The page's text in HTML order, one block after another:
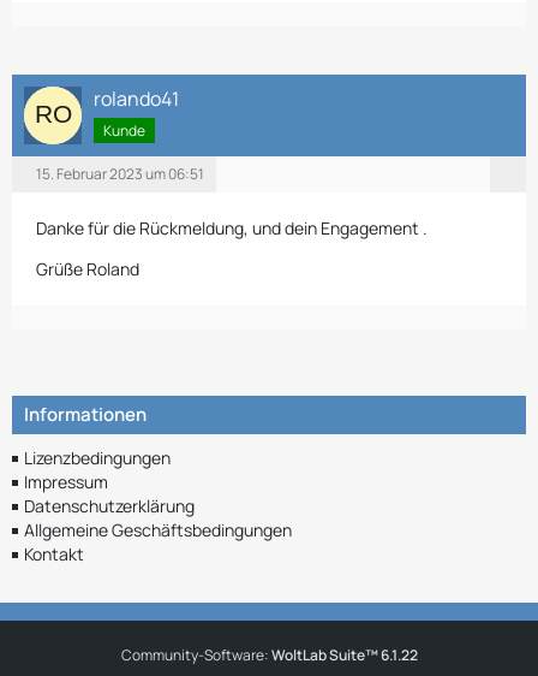
rolando41
Kunde
15. Februar 2023 um 06:51
Danke für die Rückmeldung, und dein Engagement .
Grüße Roland
Informationen
Lizenzbedingungen
Impressum
Datenschutzerklärung
Allgemeine Geschäftsbedingungen
Kontakt
Community-Software:WoltLab Suite™ 6.1.22